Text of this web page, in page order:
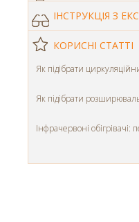
ІНСТРУКЦІЯ З
КОРИСНІ СТАТТІ
Як підібрати
Як підібрати
Інфрачервоні обігрівачі: